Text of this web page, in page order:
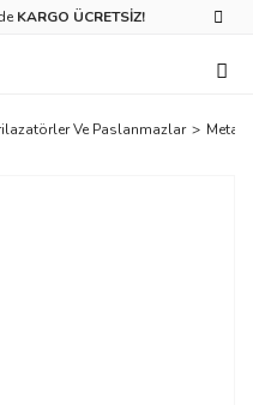
KARGO ÜCRETSİZ!
Ve Paslanmazlar Metal